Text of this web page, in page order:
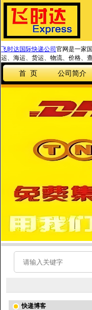
飞时达国际快递公司 官网是一家
运、海运、货运、物流、价格、
首 页 公司简介
快递博客